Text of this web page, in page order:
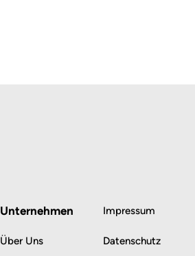
Unternehmen
Über Uns
Impressum
Datenschutz